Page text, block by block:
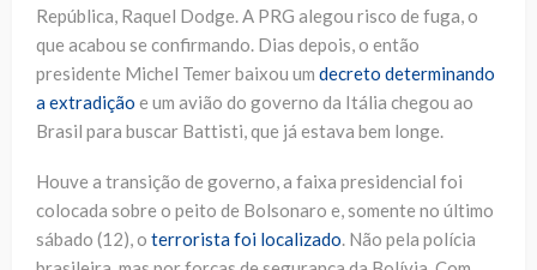
República, Raquel Dodge. A PRG alegou risco de fuga, o
que acabou se confirmando. Dias depois, o então
presidente Michel Temer baixou um decreto determinando
a extradição e um avião do governo da Itália chegou ao
Brasil para buscar Battisti, que já estava bem longe.
Houve a transição de governo, a faixa presidencial foi
colocada sobre o peito de Bolsonaro e, somente no último
sábado (12), o terrorista foi localizado. Não pela polícia